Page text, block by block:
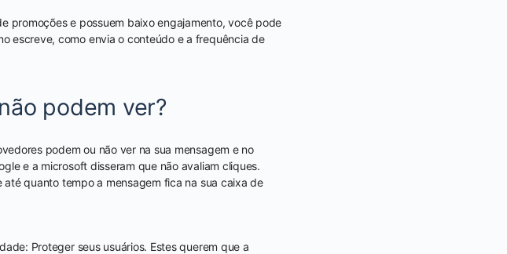
promoções e possuem baixo engajamento, você pode
escreve, como envia o conteúdo e a frequência de
podem ver?
podem ou não ver na sua mensagem e no
e a microsoft disseram que não avaliam cliques.
quanto tempo a mensagem fica na sua caixa de
Proteger seus usuários. Estes querem que a